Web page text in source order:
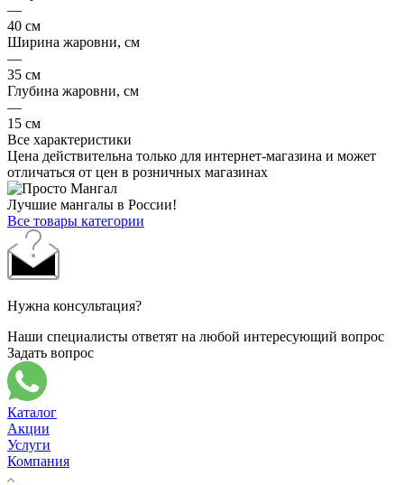
—
40 см
Ширина жаровни, см
—
35 см
Глубина жаровни, см
—
15 см
Все характеристики
Цена действительна только для интернет-магазина и может
отличаться от цен в розничных магазинах
Лучшие мангалы в России!
Все товары категории
Нужна консультация?
Наши специалисты ответят на любой интересующий вопрос
Задать вопрос
Каталог
Акции
Услуги
Компания